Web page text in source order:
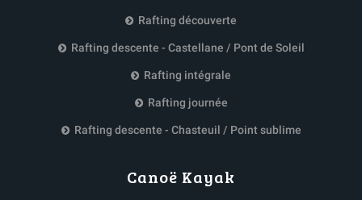
Rafting découverte
Rafting descente - Castellane / Pont de Soleil
Rafting intégrale
Rafting journée
Rafting descente - Chasteuil / Point sublime
Canoë Kayak